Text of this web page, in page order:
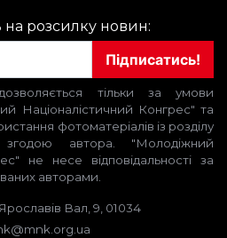
на розсилку новин:
Підписатись!
тільки за умови
Націоналістичний Конгрес" та
фотоматеріалів із розділу
автора. "Молодіжний
не несе відповідальності за
авторами.
Вал, 9, 01034